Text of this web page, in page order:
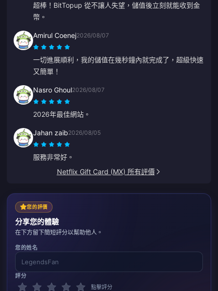
超棒！BitTopup 從不讓人失望，儲值後立刻就能收到金
幣。
Amirul Coenej2026/08/07
一切進展順利，我的儲值在幾秒鐘內就完成了，超級快速
又簡單！
Nasro Ghoul2026/08/07
2026年最佳網站。
Jahan zaib2026/08/05
服務非常好。
Netflix Gift Card (MX) 所有評價
您的評價
分享您的體驗
在下方留下簡短評分以幫助他人。
您的姓名
評分
點擊評分